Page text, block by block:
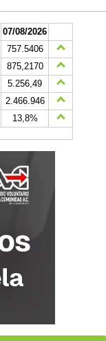
07/08/2026
757.5406
875,2170
5.256,49
2.466.946
13,8%